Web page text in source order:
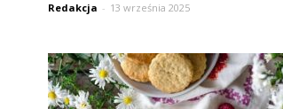
Redakcja - 13 września 2025